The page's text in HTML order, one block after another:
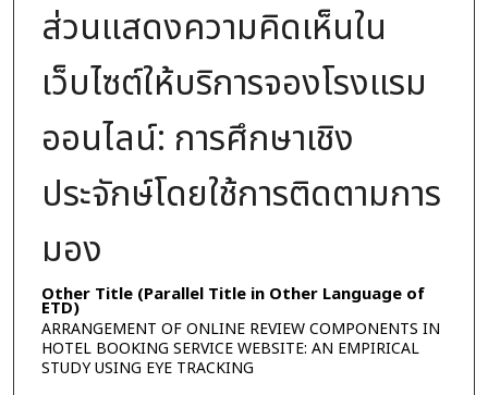
ส่วนแสดงความคิดเห็นใน
เว็บไซต์ให้บริการจองโรงแรม
ออนไลน์: การศึกษาเชิง
ประจักษ์โดยใช้การติดตามการ
มอง
Other Title (Parallel Title in Other Language of
ETD)
ARRANGEMENT OF ONLINE REVIEW COMPONENTS IN
HOTEL BOOKING SERVICE WEBSITE: AN EMPIRICAL
STUDY USING EYE TRACKING